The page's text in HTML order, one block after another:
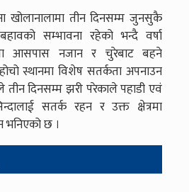
खोलानालामा तीन दिनसम्म जुनसुकै
सम्भावना रहेको भन्दै वर्षा
आसपास नजान र चुरेबाट बहने
स्थानमा विशेष सतर्कता अपनाउन
दिनसम्म झरी परेकाले पहाडी एवं
सतर्क रहन र उक्त क्षेत्रमा
छ ।